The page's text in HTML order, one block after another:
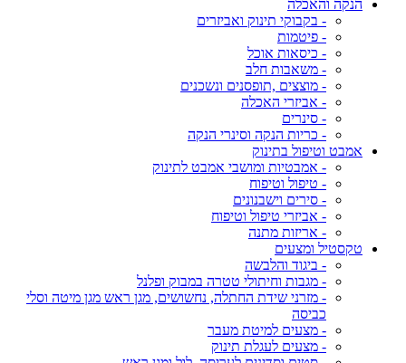
הנקה והאכלה
- בקבוקי תינוק ואביזרים
- פיטמות
- כיסאות אוכל
- משאבות חלב
- מוצצים ,תופסנים ונשכנים
- אביזרי האכלה
- סינרים
- כריות הנקה וסינרי הנקה
אמבט וטיפול בתינוק
- אמבטיות ומושבי אמבט לתינוק
- טיפול וטיפוח
- סירים וישבנונים
- אביזרי טיפול וטיפוח
- אריזות מתנה
טקסטיל ומצעים
- ביגוד והלבשה
- מגבות וחיתולי טטרה במבוק ופלנל
- מזרני שידת החתלה, נחשושים, מגן ראש מגן מיטה וסלי
כביסה
- מצעים למיטת מעבר
- מצעים לעגלת תינוק